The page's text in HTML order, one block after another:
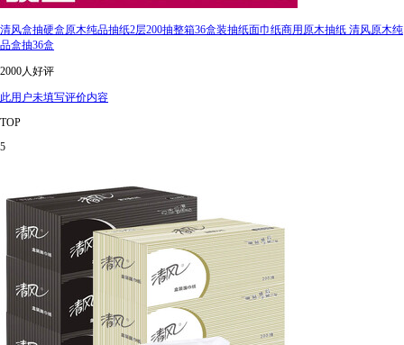
清风盒抽硬盒原木纯品抽纸2层200抽整箱36盒装抽纸面巾纸商用原木抽纸 清风原木纯
品盒抽36盒
2000人好评
此用户未填写评价内容
TOP
5